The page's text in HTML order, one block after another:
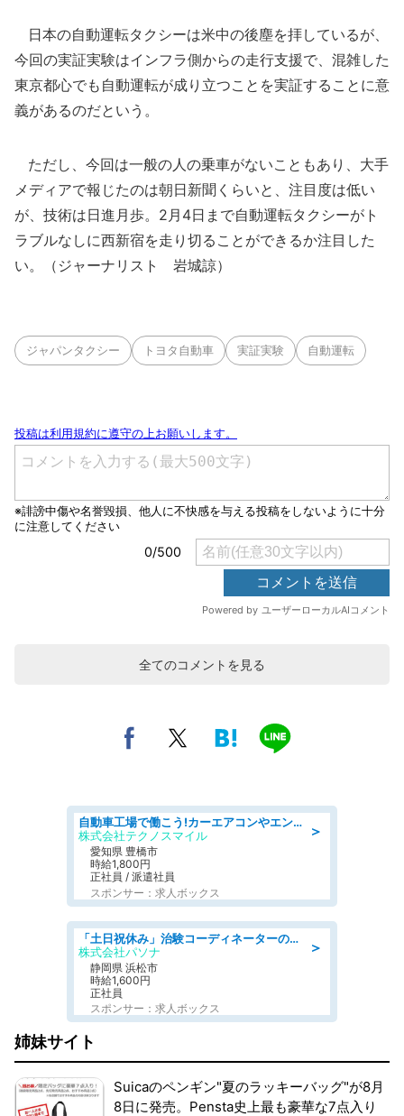
日本の自動運転タクシーは米中の後塵を拝しているが、
今回の実証実験はインフラ側からの走行支援で、混雑した
東京都心でも自動運転が成り立つことを実証することに意
義があるのだという。
ただし、今回は一般の人の乗車がないこともあり、大手
メディアで報じたのは朝日新聞くらいと、注目度は低い
が、技術は日進月歩。2月4日まで自動運転タクシーがト
ラブルなしに西新宿を走り切ることができるか注目した
い。（ジャーナリスト 岩城諒）
ジャパンタクシー トヨタ自動車 実証実験 自動運転
全てのコメントを見る
＞
自動車工場で働こう!カーエアコンやエンジンの製造・加工業務/寮完備 denso aichi
株式会社テクノスマイル
愛知県 豊橋市
時給1,800円
正社員 / 派遣社員
スポンサー：求人ボックス
＞
「土日祝休み」治験コーディネーターのお仕事/未経験OK
株式会社パソナ
静岡県 浜松市
時給1,600円
正社員
スポンサー：求人ボックス
姉妹サイト
Suicaのペンギン"夏のラッキーバッグ"が8月
8日に発売。Pensta史上最も豪華な7点入り